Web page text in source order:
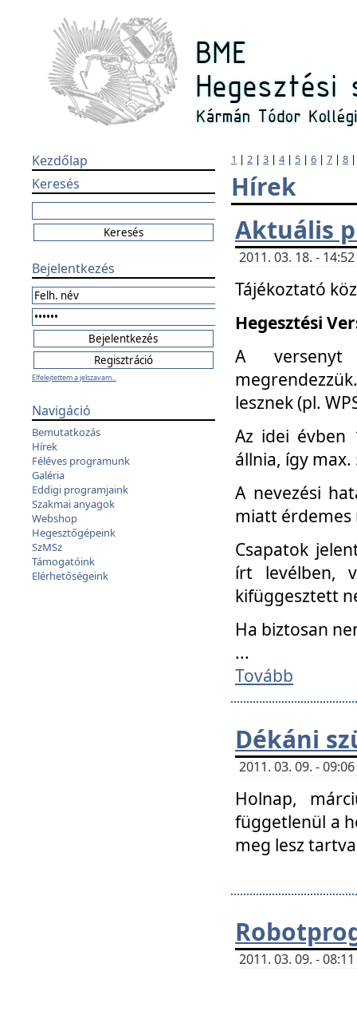
Kezdőlap
Keresés
Bejelentkezés
Elfelejtettem a jelszavam...
Navigáció
Bemutatkozás
Hírek
Féléves programunk
Galéria
Eddigi programjaink
Szakmai anyagok
Webshop
Hegesztőgépeink
SzMSz
Támogatóink
Elérhetőségeink
1 | 2 | 3 | 4| 5 | 6 | 7 | 8
Hírek
Aktuális
2011. 03. 18. -
Tájékoztató
Hegesztési
A versenyt
lesznek (pl.
Az idei évben
állnia, így
A nevezési
miatt érdemes
Csapatok
írt levélben,
kifüggesztett
Ha biztosan
...
Tovább
Dékáni
2011. 03. 09. -
Holnap,
függetlenül a
meg lesz
2011. 03. 09. -